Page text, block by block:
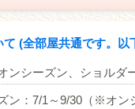
(全部屋共通です。以
ンシーズン、ショルダ
ン：7/1～9/30（※オン